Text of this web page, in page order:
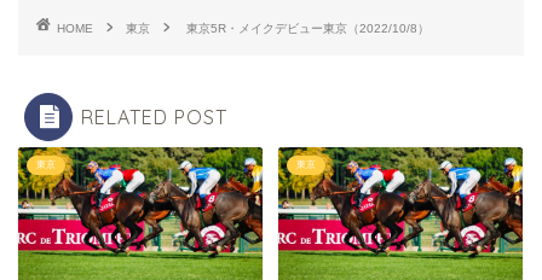
HOME 東京 東京5R・メイクデビュー東京（2022/10/8）
RELATED POST
東京 東京